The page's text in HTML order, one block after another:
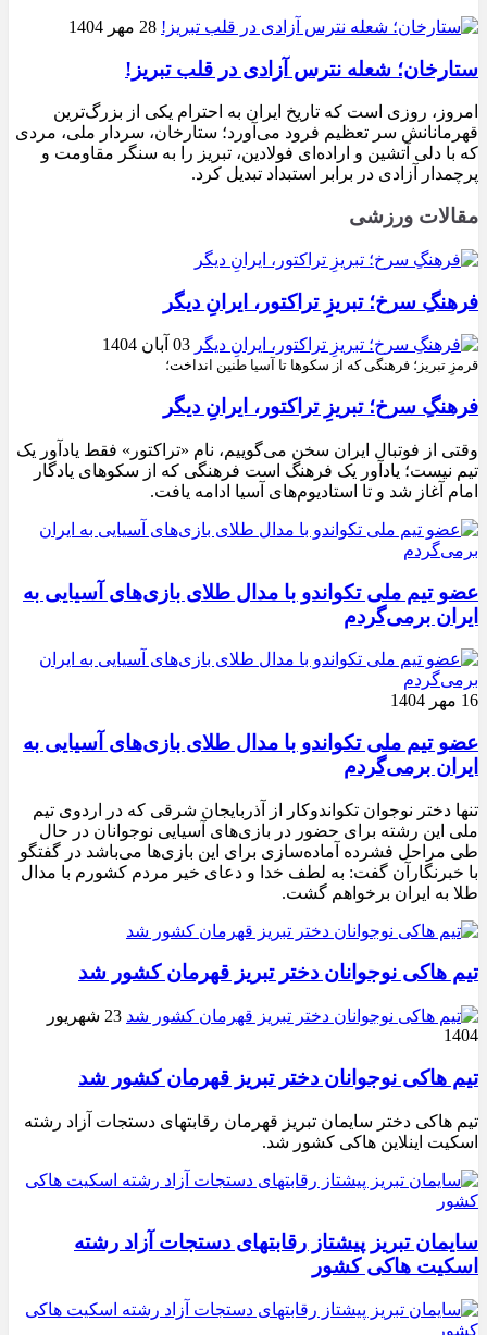
28 مهر 1404
ستارخان؛ شعله نترس آزادی در قلب تبریز!
امروز، روزی است که تاریخ ایران به احترام یکی از بزرگ‌ترین
قهرمانانش سر تعظیم فرود می‌آورد؛ ستارخان، سردار ملی، مردی
که با دلی آتشین و اراده‌ای فولادین، تبریز را به سنگر مقاومت و
پرچمدار آزادی در برابر استبداد تبدیل کرد.
مقالات ورزشی
فرهنگِ سرخ؛ تبریزِ تراکتور، ایرانِ دیگر
03 آبان 1404
قرمزِ تبریز؛ فرهنگی که از سکوها تا آسیا طنین انداخت؛
فرهنگِ سرخ؛ تبریزِ تراکتور، ایرانِ دیگر
وقتی از فوتبال ایران سخن می‌گوییم، نام «تراکتور» فقط یادآور یک
تیم نیست؛ یادآور یک فرهنگ است فرهنگی که از سکوهای یادگار
امام آغاز شد و تا استادیوم‌های آسیا ادامه یافت.
عضو تیم ملی تکواندو با مدال طلای بازی‌های آسیایی به
ایران برمی‌گردم
16 مهر 1404
عضو تیم ملی تکواندو با مدال طلای بازی‌های آسیایی به
ایران برمی‌گردم
تنها دختر نوجوان تکواندوکار از آذربایجان شرقی که در اردوی تیم
ملی این رشته برای حضور در بازی‌های آسیایی نوجوانان در حال
طی مراحل فشرده آماده‌سازی برای این بازی‌ها می‌باشد در گفتگو
با خبرنگارآن گفت: به لطف خدا و دعای خیر مردم کشورم با مدال
طلا به ایران برخواهم گشت.
تیم هاکی نوجوانان دختر تبریز قهرمان کشور شد
23 شهریور
1404
تیم هاکی نوجوانان دختر تبریز قهرمان کشور شد
تیم هاکی دختر سایمان تبریز قهرمان رقابتهای دستجات آزاد رشته
اسکیت اینلاین هاکی کشور شد.
سایمان تبریز پیشتاز رقابتهای دستجات آزاد رشته
اسکیت هاکی کشور